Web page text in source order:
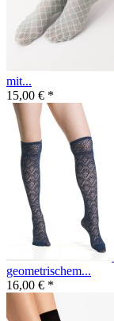
mit...
15,00 € *
geometrischem...
16,00 € *